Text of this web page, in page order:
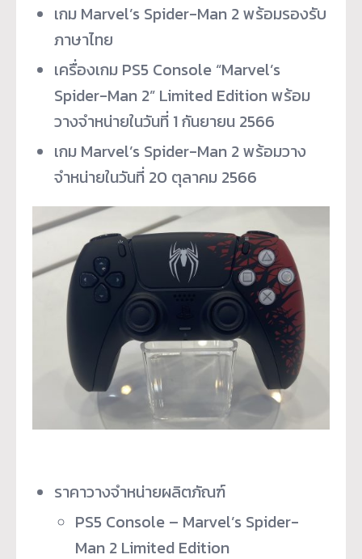
เกม Marvel’s Spider-Man 2 พร้อมรองรับ
ภาษาไทย
เครื่องเกม PS5 Console “Marvel’s
Spider-Man 2” Limited Edition พร้อม
วางจำหน่ายในวันที่ 1 กันยายน 2566
เกม Marvel’s Spider-Man 2 พร้อมวาง
จำหน่ายในวันที่ 20 ตุลาคม 2566
ราคาวางจำหน่ายผลิตภัณฑ์
PS5 Console – Marvel’s Spider-
Man 2 Limited Edition